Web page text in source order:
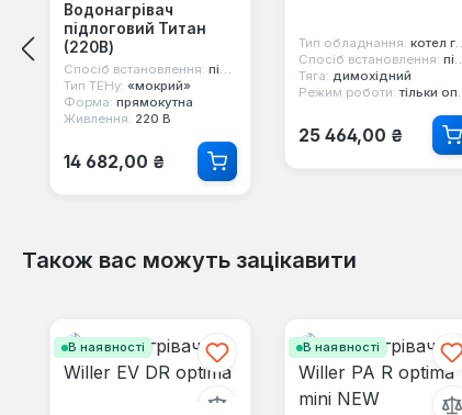
Водонагрівач
підлоговий Титан
(220В)
Спосіб встановлення: підлоговий
Тип ТЕНу: «мокрий»
Форма: прямокутна
Живлення: 220 В
Звичайна ціна:
14 682,00 ₴
Тип обладнання: котел газовий
Спосіб встановлення: підлоговий
Тяга: димохідний
Режим роботи: тільки опалення
Звичайна ціна:
25 464,00 ₴
Також вас можуть зацікавити
В наявності В наявності